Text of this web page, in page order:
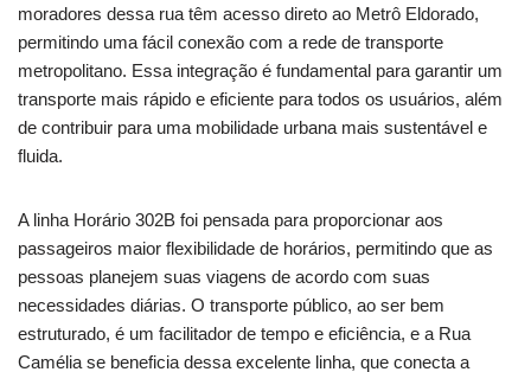
moradores dessa rua têm acesso direto ao Metrô Eldorado,
permitindo uma fácil conexão com a rede de transporte
metropolitano. Essa integração é fundamental para garantir um
transporte mais rápido e eficiente para todos os usuários, além
de contribuir para uma mobilidade urbana mais sustentável e
fluida.
A linha Horário 302B foi pensada para proporcionar aos
passageiros maior flexibilidade de horários, permitindo que as
pessoas planejem suas viagens de acordo com suas
necessidades diárias. O transporte público, ao ser bem
estruturado, é um facilitador de tempo e eficiência, e a Rua
Camélia se beneficia dessa excelente linha, que conecta a